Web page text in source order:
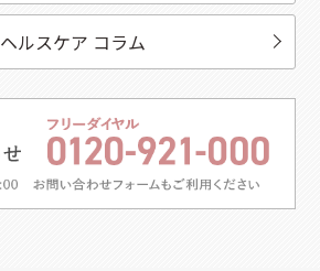
ヘルスケア コラム